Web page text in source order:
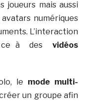
joueurs mais aussi
numériques
L’interaction
ce à desvidéos
le mode multi-
un groupe afin